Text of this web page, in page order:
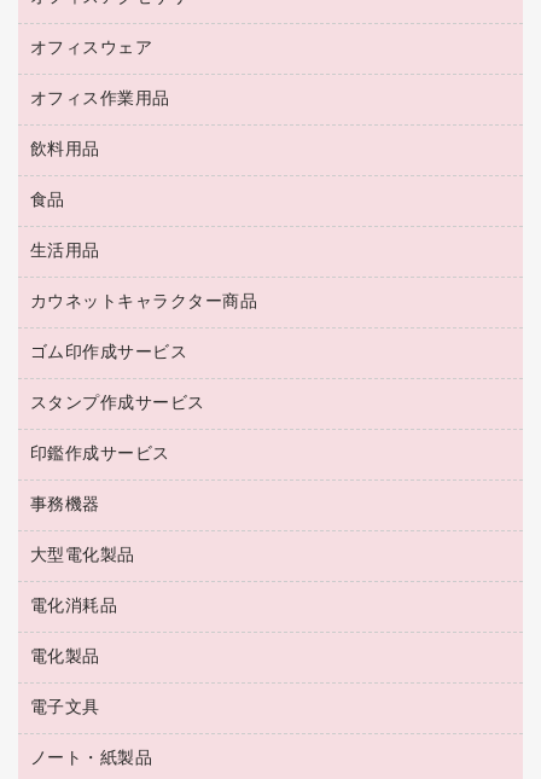
ＵＳＢハブ／ＵＳＢアクセサリー
ＯＡフィルター
ＯＡクリーナー／エアダスター
ＨＤＤ／ＳＳＤ
ディスプレイモニター
インクジェットプリンタ／複合機
ロッカー・下駄箱
その他収納
オフィスアクセサリー
オフィスウェア
医療・介護・ワーキングウェア
ブラウス・シャツ
アウター
オフィス作業用品
養生用品
防災用備蓄食品・飲料
台車・脚立
倉庫収納用品
作業用雑貨
梱包用品
梱包用テープ
工場用品
園芸用品
ペット用品
飲料用品
緑茶飲料
茶葉・インスタント
紅茶・バラエティ飲料
レギュラーコーヒー
ミルク・シュガー
ソフトドリンク
コーヒーメーカー・備品
インスタントコーヒー
お茶備品
食品
食品
生活用品
浴室用品
台所用洗剤
掃除用品
掃除用洗剤
洗濯用品
消臭・芳香剤
殺虫剤
飲食用消耗品
飲食雑貨用品
ハンドソープ・石鹸
トイレ用品
カウネットキャラクター商品
カウネットキャラクター商品
ゴム印作成サービス
ゴム印作成サービス
ゴム印（一行印）作成サービス
ゴム印（フリーサイズ印）作成サービス
スタンプ作成サービス
シヤチハタスタンプ作成サービス
カウネットスタンプ作成サービス
印鑑作成サービス
印鑑作成サービス
事務機器
大型シュレッダー（共配）
レーザーポインター
ラミネートフィルム
ラミネータ
タイムレコーダー
大型電化製品
冷蔵庫・キッチン・調理家電
テレビ・ＡＶ機器
電化消耗品
電球・蛍光灯
乾電池・充電池
フィルム・カメラ用品
デスクライト
電化製品
掃除機・クリーナー
空調・季節家電
電子文具
電卓
ノート・紙製品